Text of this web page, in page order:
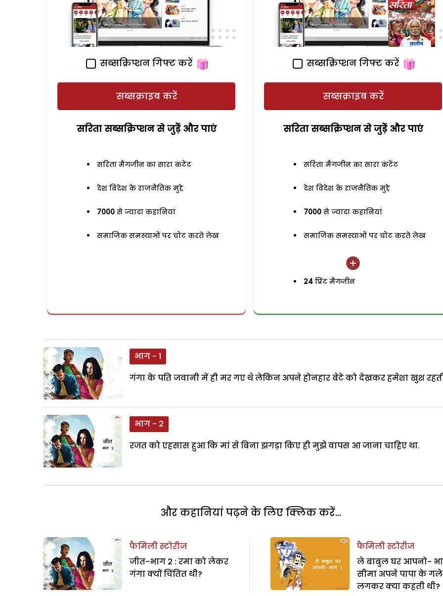
सब्सक्रिप्शन गिफ्ट करें
सब्सक्राइब करें
सरिता सब्सक्रिप्शन से जुड़ेें और पाएं
सरिता मैगजीन का सारा कंटेंट
देश विदेश के राजनैतिक मुद्दे
7000 से ज्यादा कहानियां
समाजिक समस्याओं पर चोट करते लेख
सब्सक्रिप्शन गिफ्ट करें
सब्सक्राइब करें
सरिता सब्सक्रिप्शन से जुड़ेें और पाएं
सरिता मैगजीन का सारा कंटेंट
देश विदेश के राजनैतिक मुद्दे
7000 से ज्यादा कहानियां
समाजिक समस्याओं पर चोट करते लेख
24 प्रिंट मैगजीन
भाग - 1
गंगा के पति जवानी में ही मर गए थे लेकिन अपने होनहार बेटे को देखकर हमेशा खुश
भाग - 2
रजत को एहसास हुआ कि मां से बिना झगड़ा किए ही मुझे वापस आ जाना चाहिए था.
और कहानियां पढ़ने के लिए क्लिक करें...
फैमिली स्टोरीज
जीत-भाग 2 : रमा को लेकर
गंगा क्यों चिंतित थी?
फैमिली स्टोरीज
ले बाबुल घर आपनो-
सीमा अपने पापा के गले
लगकर क्या कहती थी?